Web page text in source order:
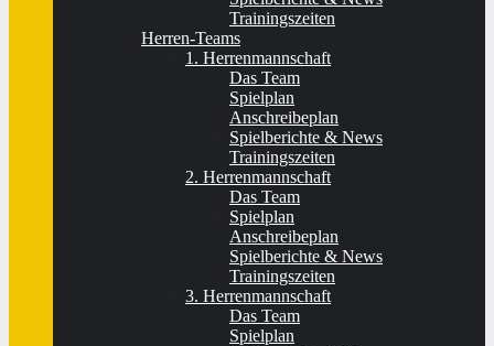
Trainingszeiten
Herren-Teams
1. Herrenmannschaft
Das Team
Spielplan
Anschreibeplan
Spielberichte & News
Trainingszeiten
2. Herrenmannschaft
Das Team
Spielplan
Anschreibeplan
Spielberichte & News
Trainingszeiten
3. Herrenmannschaft
Das Team
Spielplan